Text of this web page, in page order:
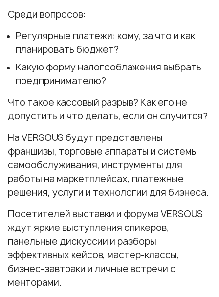
Среди вопросов:
Регулярные платежи: кому, за что и как
планировать бюджет?
Какую форму налогооблажения выбрать
предпринимателю?
Что такое кассовый разрыв? Как его не
допустить и что делать, если он случится?
На VERSOUS будут представлены
франшизы, торговые аппараты и системы
самообслуживания, инструменты для
работы на маркетплейсах, платежные
решения, услуги и технологии для бизнеса.
Посетителей выставки и форума VERSOUS
ждут яркие выступления спикеров,
панельные дискуссии и разборы
эффективных кейсов, мастер-классы,
бизнес-завтраки и личные встречи с
менторами.